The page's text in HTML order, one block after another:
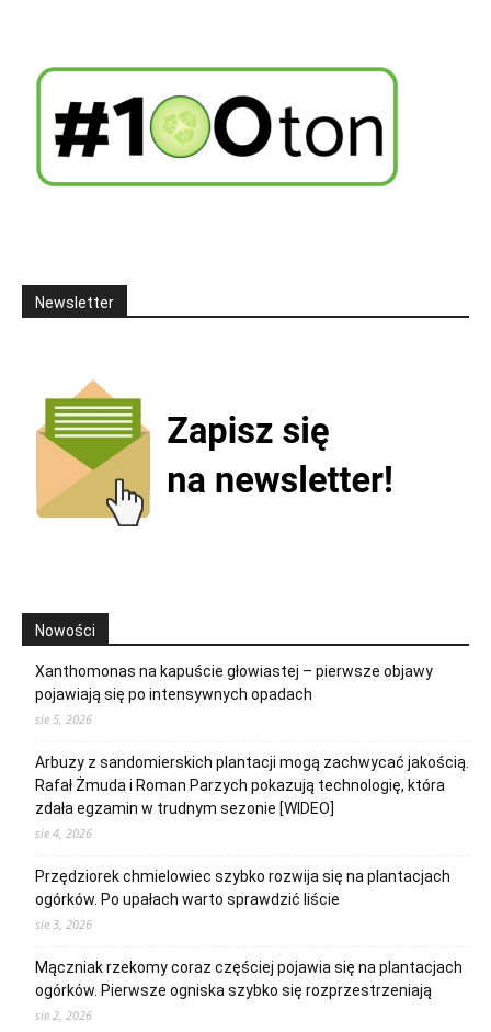
Newsletter
Nowości
Xanthomonas na kapuście głowiastej – pierwsze objawy
pojawiają się po intensywnych opadach
sie 5, 2026
Arbuzy z sandomierskich plantacji mogą zachwycać jakością.
Rafał Żmuda i Roman Parzych pokazują technologię, która
zdała egzamin w trudnym sezonie [WIDEO]
sie 4, 2026
Przędziorek chmielowiec szybko rozwija się na plantacjach
ogórków. Po upałach warto sprawdzić liście
sie 3, 2026
Mączniak rzekomy coraz częściej pojawia się na plantacjach
ogórków. Pierwsze ogniska szybko się rozprzestrzeniają
sie 2, 2026